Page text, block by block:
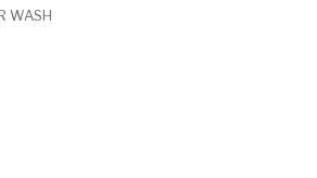
WASH